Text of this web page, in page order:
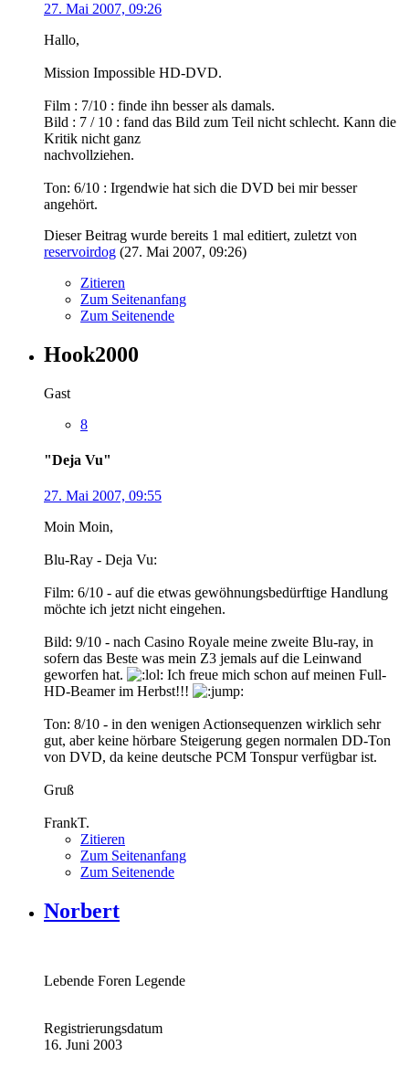
27. Mai 2007, 09:26
Hallo,
Mission Impossible HD-DVD.
Film : 7/10 : finde ihn besser als damals.
Bild : 7 / 10 : fand das Bild zum Teil nicht schlecht. Kann die
Kritik nicht ganz
nachvollziehen.
Ton: 6/10 : Irgendwie hat sich die DVD bei mir besser
angehört.
Dieser Beitrag wurde bereits 1 mal editiert, zuletzt von
reservoirdog (27. Mai 2007, 09:26)
Zitieren
Zum Seitenanfang
Zum Seitenende
Hook2000
Gast
8
"Deja Vu"
27. Mai 2007, 09:55
Moin Moin,
Blu-Ray - Deja Vu:
Film: 6/10 - auf die etwas gewöhnungsbedürftige Handlung
möchte ich jetzt nicht eingehen.
Bild: 9/10 - nach Casino Royale meine zweite Blu-ray, in
sofern das Beste was mein Z3 jemals auf die Leinwand
geworfen hat.
Ich freue mich schon auf meinen Full-
HD-Beamer im Herbst!!!
Ton: 8/10 - in den wenigen Actionsequenzen wirklich sehr
gut, aber keine hörbare Steigerung gegen normalen DD-Ton
von DVD, da keine deutsche PCM Tonspur verfügbar ist.
Gruß
FrankT.
Zitieren
Zum Seitenanfang
Zum Seitenende
Norbert
Lebende Foren Legende
Registrierungsdatum
16. Juni 2003